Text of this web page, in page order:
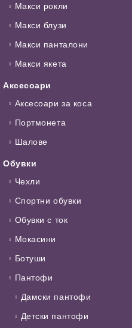
Макси рокли
Макси блузи
Макси панталони
Макси якета
Аксесоари
Аксесоари за коса
Портмонета
Шалове
Обувки
Чехли
Спортни обувки
Обувки с ток
Мокасини
Ботуши
Пантофи
Дамски пантофи
Детски пантофи